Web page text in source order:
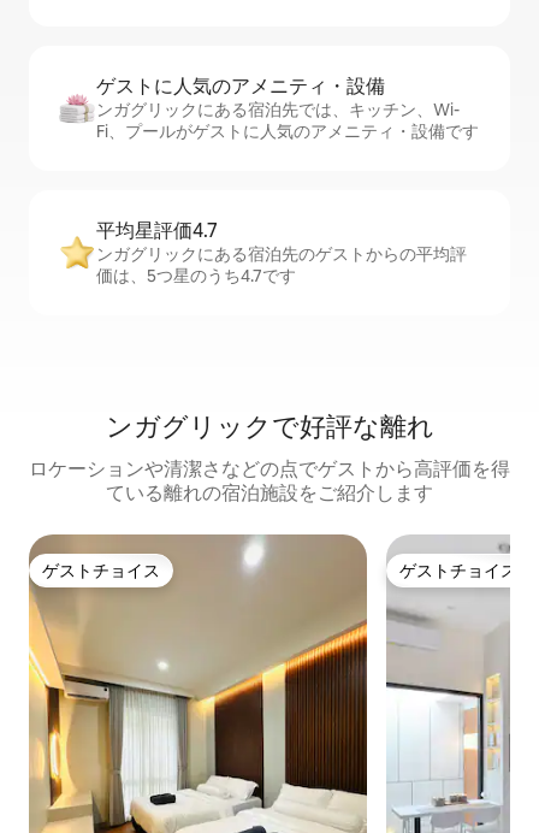
ゲストに人⁠気⁠のア⁠メ⁠ニ⁠テ⁠ィ・設⁠備
ンガグリックにある宿泊先では、キッチン、Wi-
Fi、プールがゲストに人気のアメニティ・設備です
平均星評価4.7
ンガグリックにある宿泊先のゲストからの平均評
価は、5つ星のうち4.7です
ンガグリックで好評な離れ
ロケーションや清潔さなどの点でゲストから高評価を得
ている離れの宿泊施設をご紹介します
ゲストチョイス
ゲストチョイス ゲストチョイス
ゲストチョイス